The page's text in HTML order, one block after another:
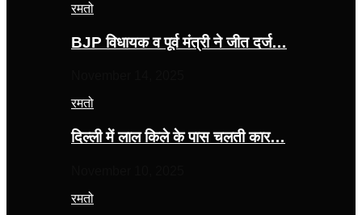
रमतो
BJP विधायक व पूर्व मंत्री ने जीत दर्ज…
रमतो
दिल्ली में लाल किले के पास चलती कार…
रमतो